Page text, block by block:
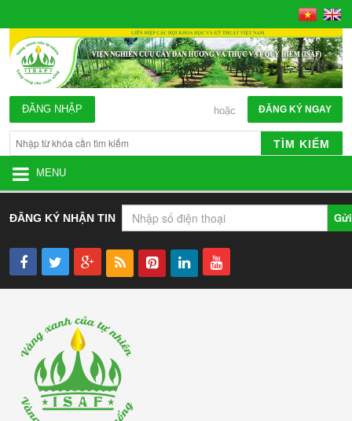
ĐĂNG KÝ NGAY
hoặc
ĐĂNG NHẬP
TÌM KIẾM
MENU
ĐĂNG KÝ NHẬN TIN Gửi